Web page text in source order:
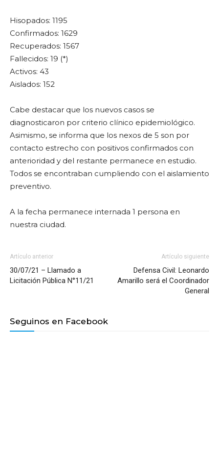
Hisopados: 1195
Confirmados: 1629
Recuperados: 1567
Fallecidos: 19 (*)
Activos: 43
Aislados: 152
Cabe destacar que los nuevos casos se
diagnosticaron por criterio clínico epidemiológico.
Asimismo, se informa que los nexos de 5 son por
contacto estrecho con positivos confirmados con
anterioridad y del restante permanece en estudio.
Todos se encontraban cumpliendo con el aislamiento
preventivo.
A la fecha permanece internada 1 persona en
nuestra ciudad.
Artículo anterior
30/07/21 – Llamado a
Licitación Pública N°11/21
Artículo siguiente
Defensa Civil: Leonardo
Amarillo será el Coordinador
General
Seguinos en Facebook